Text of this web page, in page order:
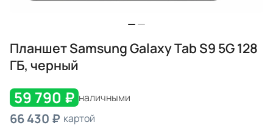
Планшет Samsung Galaxy Tab S9 5G 128
ГБ, черный
59 790 ₽ наличными
66 430 ₽ картой